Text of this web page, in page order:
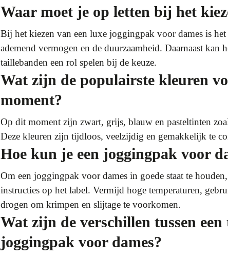
Waar moet je op letten bij het
Bij het kiezen van een luxe joggingpak voor dames is
ademend vermogen en de duurzaamheid. Daarnaast kan
taillebanden een rol spelen bij de keuze.
Wat zijn de populairste kleuren
moment?
Op dit moment zijn zwart, grijs, blauw en pasteltinten
Deze kleuren zijn tijdloos, veelzijdig en gemakkelijk te
Hoe kun je een joggingpak voor
Om een joggingpak voor dames in goede staat te
instructies op het label. Vermijd hoge temperaturen,
drogen om krimpen en slijtage te voorkomen.
Wat zijn de verschillen tussen
joggingpak voor dames?